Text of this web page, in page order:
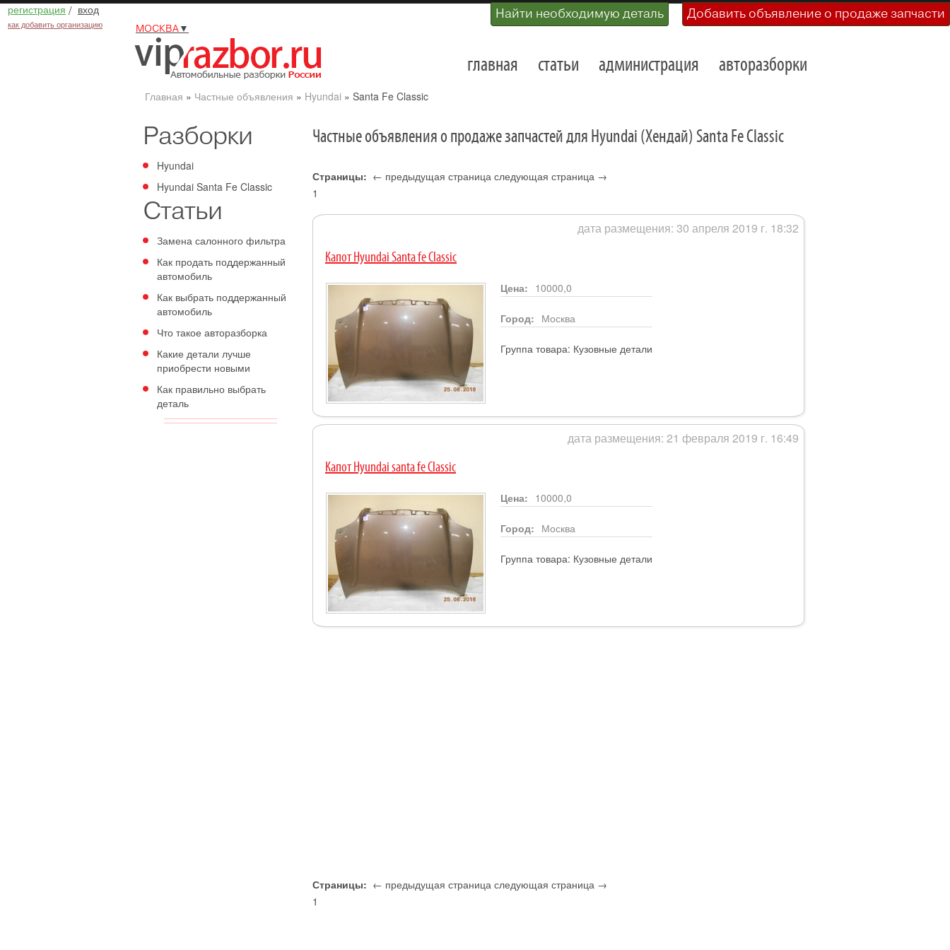
регистрация / вход
как добавить организацию
Найти необходимую деталь Добавить объявление о продаже запчасти
МОСКВА▼
главная статьи администрация авторазборки
Главная » Частные объявления » Hyundai» Santa Fe Classic
Разборки
Hyundai
Hyundai Santa Fe Classic
Статьи
Замена салонного фильтра
Как продать поддержанный
автомобиль
Как выбрать поддержанный
автомобиль
Что такое авторазборка
Какие детали лучше
приобрести новыми
Как правильно выбрать
деталь
Частные объявления о продаже запчастей для Hyundai (Хендай) Santa Fe Classic
Страницы: ← предыдущая страница следующая страница →
1
дата размещения: 30 апреля 2019 г. 18:32
Капот Hyundai Santa fe Classic
Цена: 10000,0
Город: Москва
Группа товара: Кузовные детали
дата размещения: 21 февраля 2019 г. 16:49
Капот Hyundai santa fe Classic
Цена: 10000,0
Город: Москва
Группа товара: Кузовные детали
Страницы: ← предыдущая страница следующая страница →
1